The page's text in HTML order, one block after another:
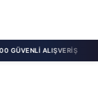
ALIŞVERİŞ